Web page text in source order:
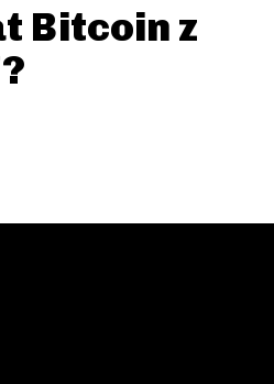
Bitcoin z